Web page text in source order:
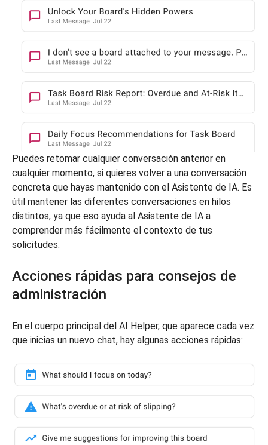
Puedes retomar cualquier conversación anterior en
cualquier momento, si quieres volver a una conversación
concreta que hayas mantenido con el Asistente de IA. Es
útil mantener las diferentes conversaciones en hilos
distintos, ya que eso ayuda al Asistente de IA a
comprender más fácilmente el contexto de tus
solicitudes.
Acciones rápidas para consejos de
administración
En el cuerpo principal del AI Helper, que aparece cada vez
que inicias un nuevo chat, hay algunas acciones rápidas: